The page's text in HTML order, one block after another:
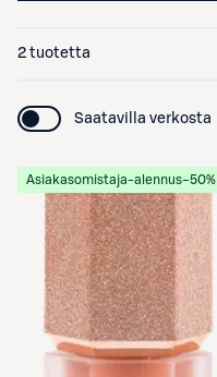
2 tuotetta
Saatavilla verkosta
Asiakasomistaja-alennus−50%